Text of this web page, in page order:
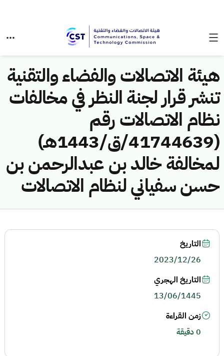
هيئة الاتصالات والفضاء والتقنية
تنشر قرار لجنة النظر في مخالفات
نظام الاتصالات رقم
(41744639/ق/1443هـ)
لمخالفة خالد بن عبدالرحمن بن
حسن سفياني لنظام الاتصالات
التاريخ
2023/12/26
التاريخ الهجري
13/06/1445
زمن القراءة
0 دقيقة